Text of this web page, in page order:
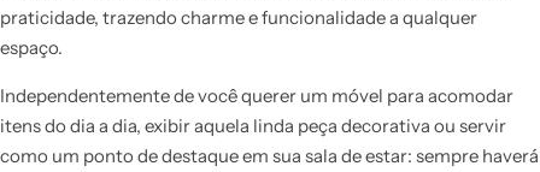
praticidade, trazendo charme e funcionalidade a qualquer
espaço.
Independentemente de você querer um móvel para acomodar
itens do dia a dia, exibir aquela linda peça decorativa ou servir
como um ponto de destaque em sua sala de estar: sempre haverá